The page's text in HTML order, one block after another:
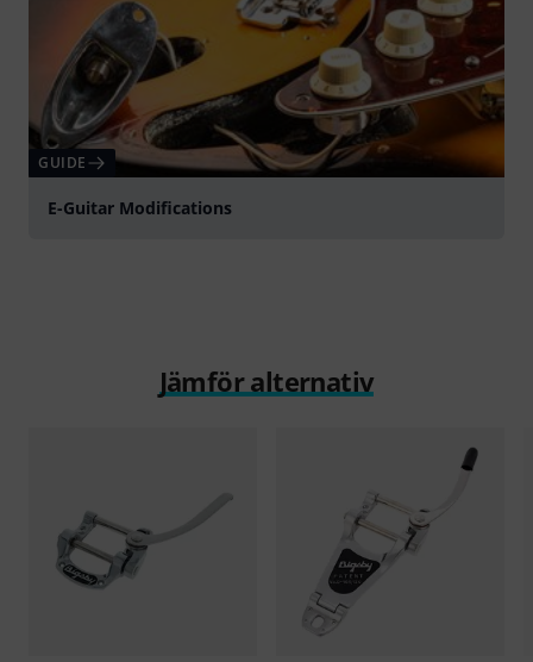
GUIDE
E-Guitar Modifications
Jämför alternativ